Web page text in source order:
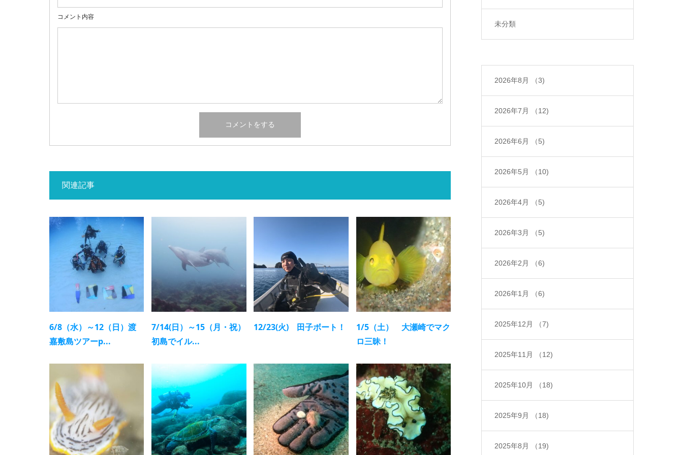
コメント内容
関連記事
6/8（水）～12（日）渡
嘉敷島ツアーp...
7/14(日）～15（月・祝）
初島でイル...
12/23(火) 田子ボート！
1/5（土） 大瀬崎でマク
ロ三昧！
未分類
2026年8月 （3)
2026年7月 （12)
2026年6月 （5)
2026年5月 （10)
2026年4月 （5)
2026年3月 （5)
2026年2月 （6)
2026年1月 （6)
2025年12月 （7)
2025年11月 （12)
2025年10月 （18)
2025年9月 （18)
2025年8月 （19)